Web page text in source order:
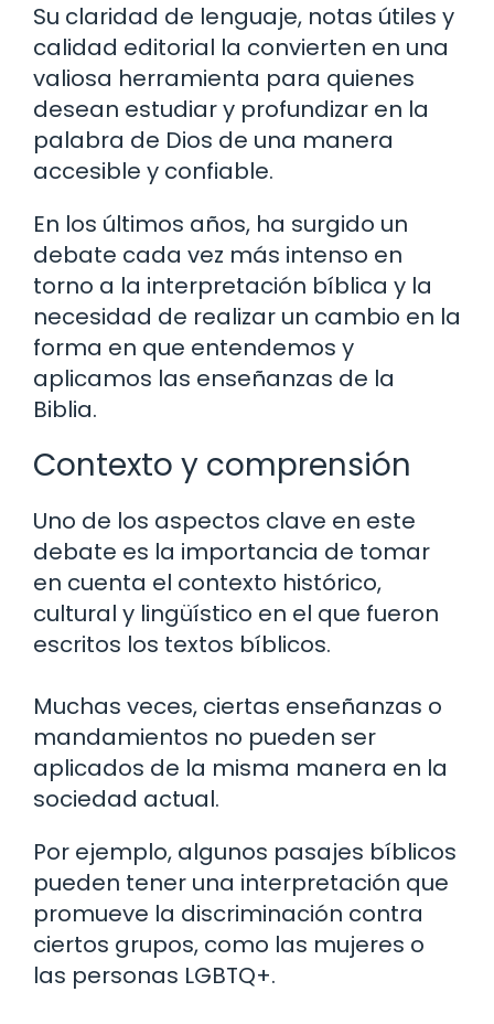
Su claridad de lenguaje, notas útiles y
calidad editorial la convierten en una
valiosa herramienta para quienes
desean estudiar y profundizar en la
palabra de Dios de una manera
accesible y confiable.
En los últimos años, ha surgido un
debate cada vez más intenso en
torno a la interpretación bíblica y la
necesidad de realizar un cambio en la
forma en que entendemos y
aplicamos las enseñanzas de la
Biblia.
Contexto y comprensión
Uno de los aspectos clave en este
debate es la importancia de tomar
en cuenta el contexto histórico,
cultural y lingüístico en el que fueron
escritos los textos bíblicos.
Muchas veces, ciertas enseñanzas o
mandamientos no pueden ser
aplicados de la misma manera en la
sociedad actual.
Por ejemplo, algunos pasajes bíblicos
pueden tener una interpretación que
promueve la discriminación contra
ciertos grupos, como las mujeres o
las personas LGBTQ+.